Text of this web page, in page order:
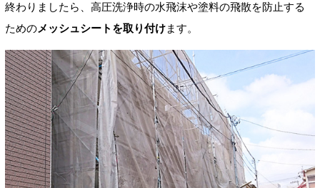
終わりましたら、高圧洗浄時の水飛沫や塗料の飛散を防止する
ためのメッシュシートを取り付けます。